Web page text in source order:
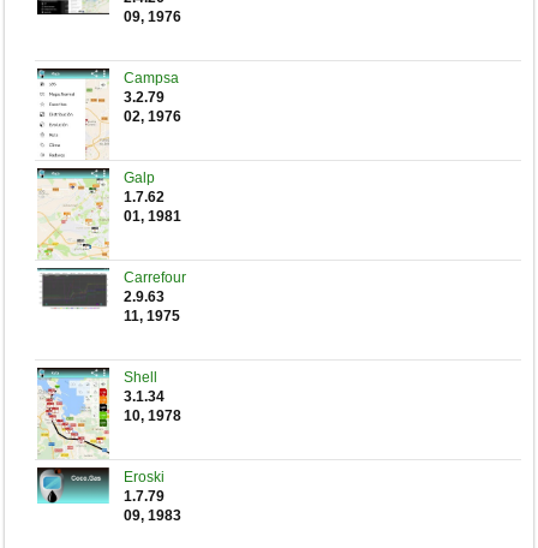
09, 1976
Campsa
3.2.79
02, 1976
Galp
1.7.62
01, 1981
Carrefour
2.9.63
11, 1975
Shell
3.1.34
10, 1978
Eroski
1.7.79
09, 1983